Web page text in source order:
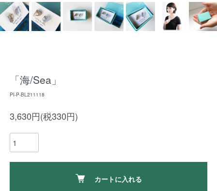
「海/Sea」
PI-P-BL211118
3,630円(税330円)
カートに入れる